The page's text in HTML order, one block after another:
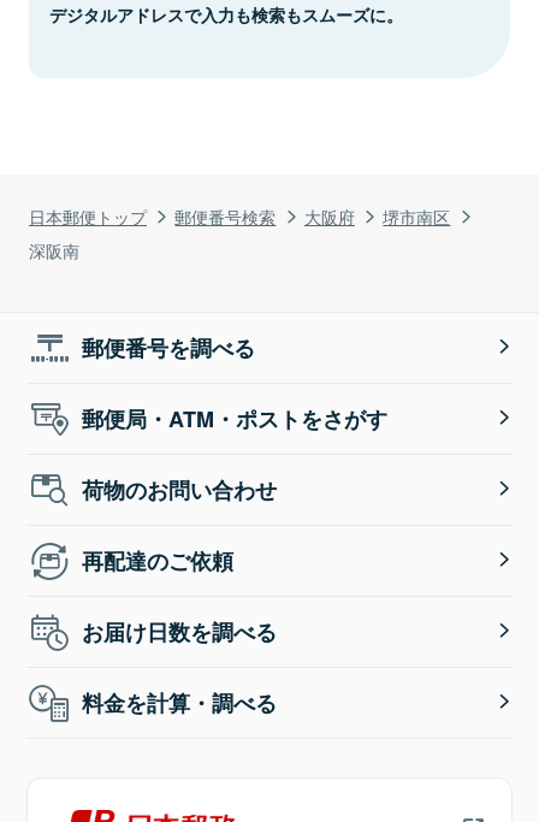
日本郵便トップ 郵便番号検索 大阪府
堺市南区
深阪南
デジタルアドレスで入力も検索もスムーズに。
郵便番号を調べる
郵便局・ATM・ポストをさがす
荷物のお問い合わせ
再配達のご依頼
お届け日数を調べる
料金を計算・調べる